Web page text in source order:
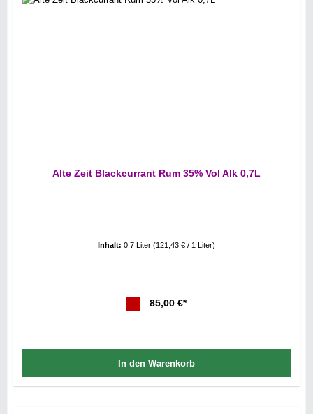
Alte Zeit Blackcurrant Rum 35% Vol Alk 0,7L
Inhalt: 0.7 Liter (121,43 € / 1 Liter)
85,00 €*
In den Warenkorb